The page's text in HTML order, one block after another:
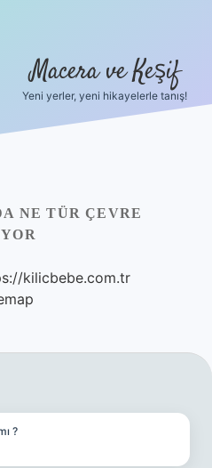
Macera ve Keşif
Yeni yerler, yeni hikayelerle tanış!
NE TÜR ÇEVRE
kilicbebe.com.tr
?